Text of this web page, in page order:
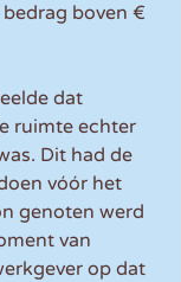
boven €
dat
ruimte echter
Dit had de
vóór het
genoten werd
van
op dat